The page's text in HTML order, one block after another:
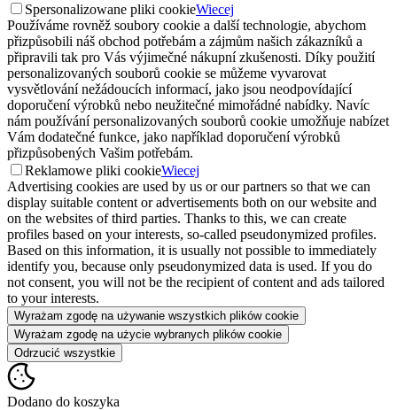
Spersonalizowane pliki cookieWiecej
Používáme rovněž soubory cookie a další technologie, abychom
přizpůsobili náš obchod potřebám a zájmům našich zákazníků a
připravili tak pro Vás výjimečné nákupní zkušenosti. Díky použití
personalizovaných souborů cookie se můžeme vyvarovat
vysvětlování nežádoucích informací, jako jsou neodpovídající
doporučení výrobků nebo neužitečné mimořádné nabídky. Navíc
nám používání personalizovaných souborů cookie umožňuje nabízet
Vám dodatečné funkce, jako například doporučení výrobků
přizpůsobených Vašim potřebám.
Reklamowe pliki cookieWiecej
Advertising cookies are used by us or our partners so that we can
display suitable content or advertisements both on our website and
on the websites of third parties. Thanks to this, we can create
profiles based on your interests, so-called pseudonymized profiles.
Based on this information, it is usually not possible to immediately
identify you, because only pseudonymized data is used. If you do
not consent, you will not be the recipient of content and ads tailored
to your interests.
Wyrażam zgodę na używanie wszystkich plików cookie
Wyrażam zgodę na użycie wybranych plików cookie
Odrzucić wszystkie
Dodano do koszyka